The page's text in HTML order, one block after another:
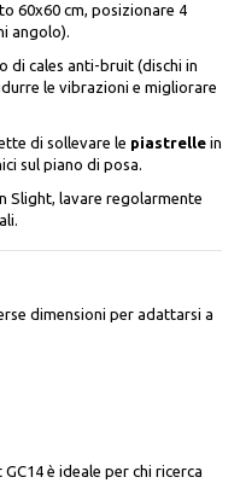
60x60 cm, posizionare 4
angolo).
di cales anti-bruit (dischi in
le vibrazioni e migliorare
di sollevare le piastrelle in
sul piano di posa.
Slight, lavare regolarmente
dimensioni per adattarsi a
è ideale per chi ricerca